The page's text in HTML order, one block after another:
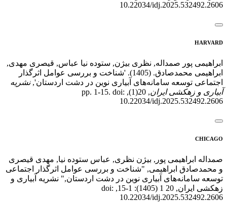
10.22034/idj.2025.532492.2606
HARVARD
ابراهیمی پور صمداله, نظری بیژن, ستوده نیا عباس, قیصری مهدی,
ابراهیمی محمدصادق. (1405). 'شناخت و بررسی عوامل اثرگذار
اجتماعی توسعه سامانه‌های آبیاری نوین در دشت اردستان',نشریه
آبیاری و زهکشی ایران
, 20(1), pp. 1-15. doi:
10.22034/idj.2025.532492.2606
CHICAGO
صمداله ابراهیمی پور, بیژن نظری, عباس ستوده نیا, مهدی قیصری
و محمدصادق ابراهیمی, "شناخت و بررسی عوامل اثرگذار اجتماعی
توسعه سامانه‌های آبیاری نوین در دشت اردستان," نشریه آبیاری و
زهکشی ایران, 20 1 (1405): 1-15, doi:
10.22034/idj.2025.532492.2606